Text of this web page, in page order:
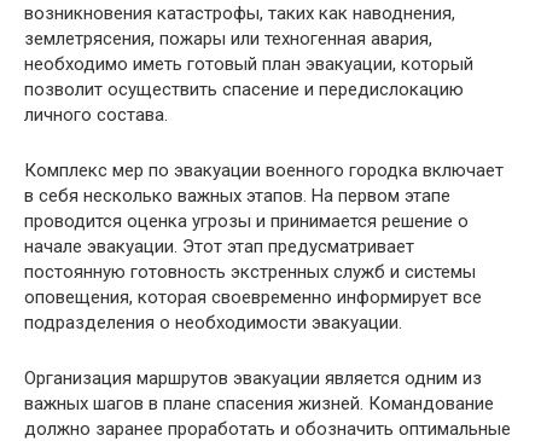
возникновения катастрофы, таких как наводнения,
землетрясения, пожары или техногенная авария,
необходимо иметь готовый план эвакуации, который
позволит осуществить спасение и передислокацию
личного состава.
Комплекс мер по эвакуации военного городка включает
в себя несколько важных этапов. На первом этапе
проводится оценка угрозы и принимается решение о
начале эвакуации. Этот этап предусматривает
постоянную готовность экстренных служб и системы
оповещения, которая своевременно информирует все
подразделения о необходимости эвакуации.
Организация маршрутов эвакуации является одним из
важных шагов в плане спасения жизней. Командование
должно заранее проработать и обозначить оптимальные